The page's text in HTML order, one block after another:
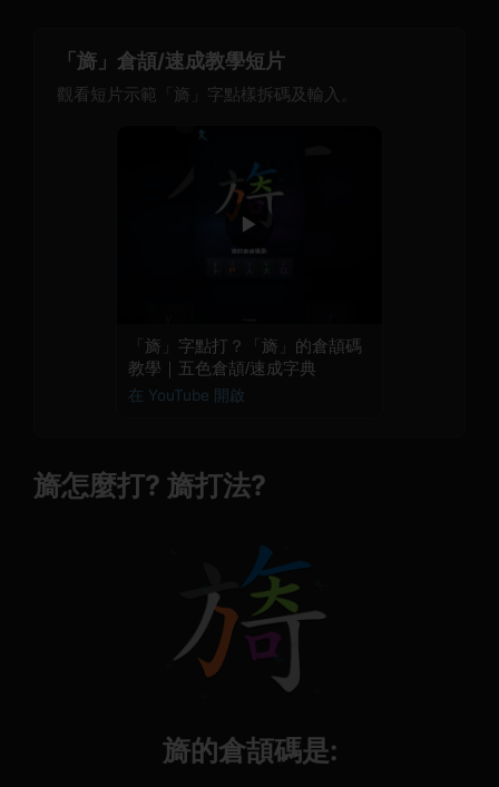
「旖」倉頡/速成教學短片
觀看短片示範「旖」字點樣拆碼及輸入。
▶
「旖」字點打？「旖」的倉頡碼
教學｜五色倉頡/速成字典
在 YouTube 開啟
旖怎麼打? 旖打法?
旖的倉頡碼是: